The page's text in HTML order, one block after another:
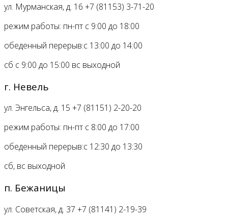
ул. Мурманская, д. 16 +7 (81153) 3-71-20
режим работы: пн-пт с 9:00 до 18:00
обеденный перерыв:с 13:00 до 14:00
сб с 9:00 до 15:00 вс выходной
г. Невель
ул. Энгельса, д. 15 +7 (81151) 2-20-20
режим работы: пн-пт с 8:00 до 17:00
обеденный перерыв:с 12:30 до 13:30
сб, вс выходной
п. Бежаницы
ул. Советская, д. 37 +7 (81141) 2-19-39